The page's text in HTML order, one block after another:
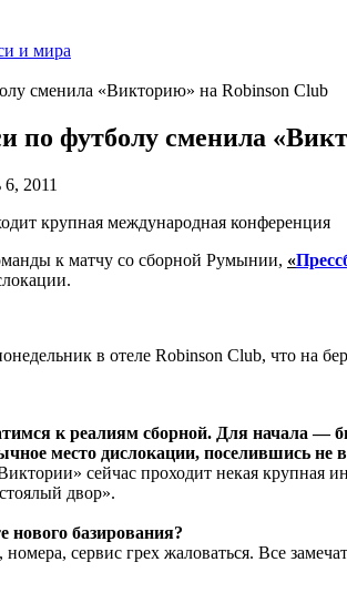
и мира
сменила «Викторию» на Robinson Club
по футболу сменила
2011
крупная международная конференция
к матчу со сборной Румынии, «
в отеле Robinson Club, что на
к реалиям сборной. Для начала —
место дислокации, поселившись не
сейчас проходит некая крупная
двор».
базирования?
сервис грех жаловаться. Все